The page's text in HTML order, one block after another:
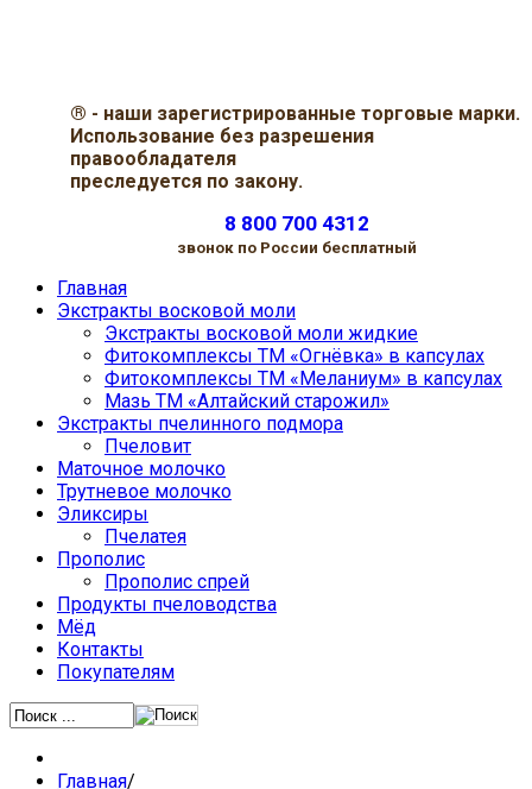
® - наши зарегистрированные торговые марки.
Использование без разрешения
правообладателя
преследуется по закону.
8 800 700 4312
звонок по России бесплатный
Главная
Экстракты восковой моли
Экстракты восковой моли жидкие
Фитокомплексы ТМ «Огнёвка» в капсулах
Фитокомплексы ТМ «Меланиум» в капсулах
Мазь ТМ «Алтайский старожил»
Экстракты пчелинного подмора
Пчеловит
Маточное молочко
Трутневое молочко
Эликсиры
Пчелатея
Прополис
Прополис спрей
Продукты пчеловодства
Мёд
Контакты
Покупателям
Главная/